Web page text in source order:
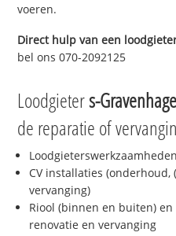
voeren.
Direct hulp van een
bel ons 070-2092125
Loodgieters-
de reparatie of
CV installaties (onderhoud,
vervanging)
Riool (binnen en buiten)
renovatie en vervanging